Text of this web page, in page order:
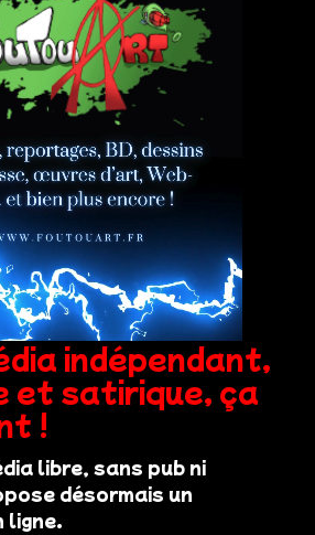
indépendant,
et satirique, ça
!
libre, sans pub ni
désormais un
ligne.